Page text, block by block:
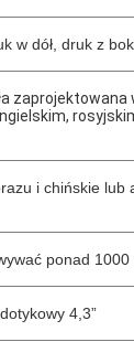
w dół, druk z
i chińskie lub
ponad
4,3”